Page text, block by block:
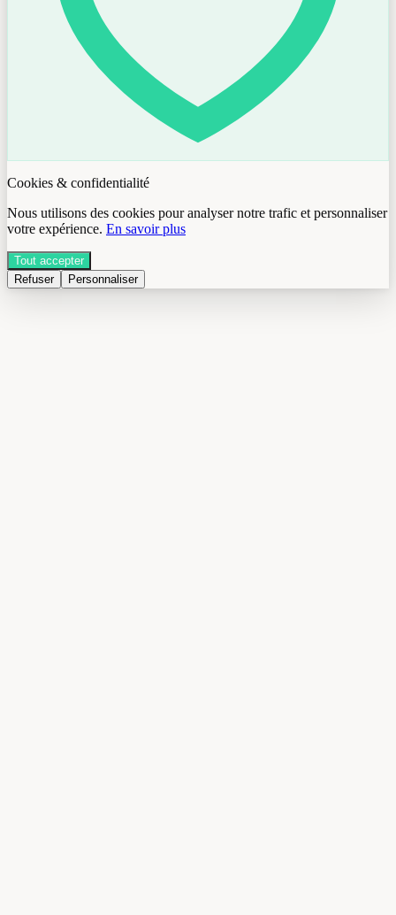
Cookies & confidentialité
Nous utilisons des cookies pour analyser notre trafic et personnaliser
votre expérience. En savoir plus
Tout accepter
Refuser
Personnaliser